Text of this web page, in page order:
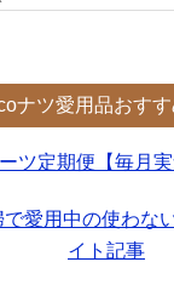
ナツ愛用品おす
ツ定期便【毎月
愛用中の使わな
イト記事